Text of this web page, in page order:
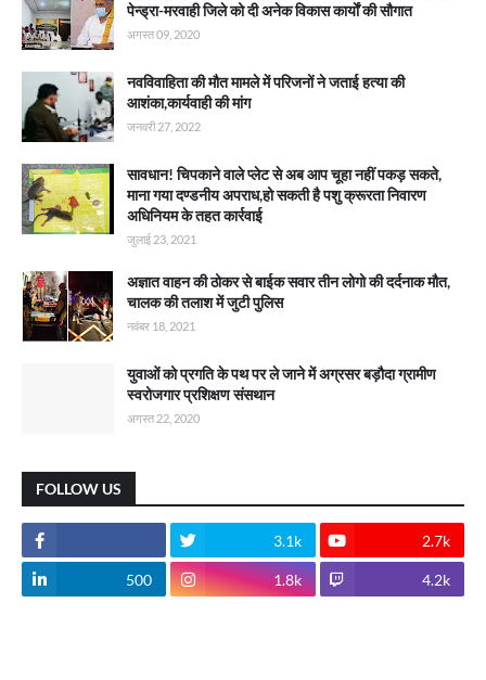
पेन्ड्रा-मरवाही जिले को दी अनेक विकास कार्याें की सौगात
अगस्त 09, 2020
नवविवाहिता की मौत मामले में परिजनों ने जताई हत्या की
आशंका,कार्यवाही की मांग
जनवरी 27, 2022
सावधान! चिपकाने वाले प्लेट से अब आप चूहा नहीं पकड़ सकते,
माना गया दण्डनीय अपराध,हो सकती है पशु क्रूरता निवारण
अधिनियम के तहत कार्रवाई
जुलाई 23, 2021
अज्ञात वाहन की ठोकर से बाईक सवार तीन लोगो की दर्दनाक मौत,
चालक की तलाश में जुटी पुलिस
नवंबर 18, 2021
युवाओं को प्रगति के पथ पर ले जाने में अग्रसर बड़ौदा ग्रामीण
स्वरोजगार प्रशिक्षण संसथान
अगस्त 22, 2020
FOLLOW US
3.1k 2.7k
500 1.8k 4.2k